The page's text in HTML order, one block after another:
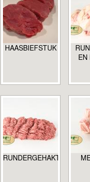
HAASBIEFSTUK
EN
RUNDERGEHAKT